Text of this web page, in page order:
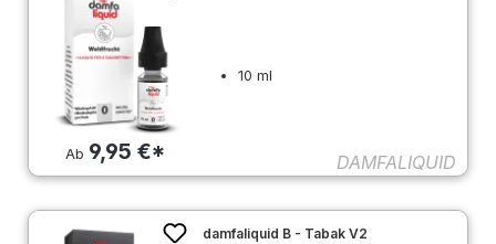
Ab 9,95 €*
10 ml
DAMFALIQUID
damfaliquid B - Tabak V2